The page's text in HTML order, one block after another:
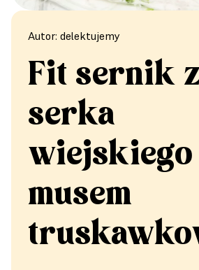
Autor: delektujemy
Fit sernik z
serka
wiejskiego
musem